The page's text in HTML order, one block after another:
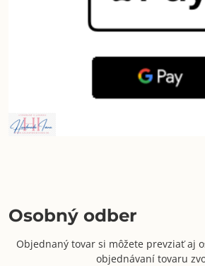
Osobný odber
Objednaný tovar si môžete prevziať aj
objednávaní tovaru